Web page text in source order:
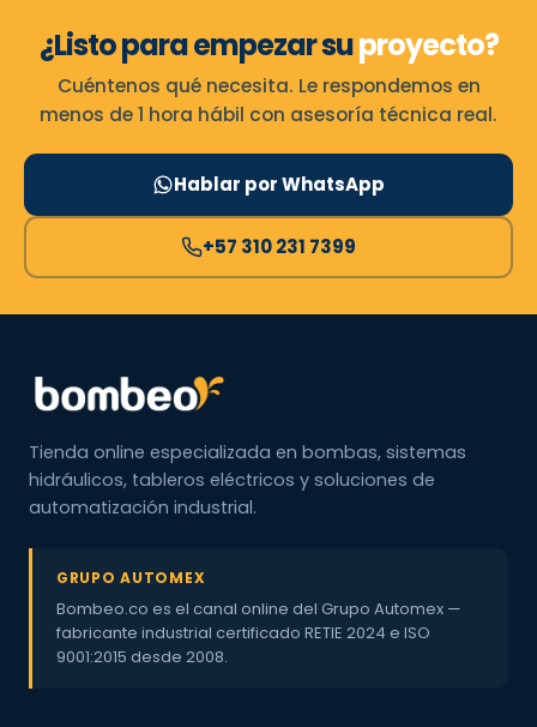
¿Listo para empezar suproyecto?
Cuéntenos qué necesita. Le respondemos en
menos de 1 hora hábil con asesoría técnica real.
Hablar por WhatsApp
+57 310 231 7399
Tienda online especializada en bombas, sistemas
hidráulicos, tableros eléctricos y soluciones de
automatización industrial.
GRUPO AUTOMEX
Bombeo.co es el canal online del Grupo Automex —
fabricante industrial certificado RETIE 2024 e ISO
9001:2015 desde 2008.